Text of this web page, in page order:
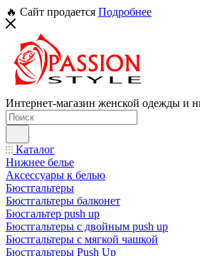
🔥 Сайт продается Подробнее
Интернет-магазин женской одежды и
Каталог
Нижнее белье
Аксессуары к белью
Бюстгальтеры
Бюстгальтеры балконет
Бюсгальтер push up
Бюстгальтеры с двойным push up
Бюстгальтеры с мягкой чашкой
Бюстгальтеры Push Up